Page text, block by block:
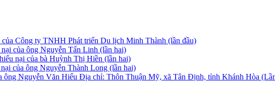
Công ty TNHH Phát triển Du lịch Minh Thành (lần đầu)
của ông Nguyễn Tấn Linh (lần hai)
nại của bà Huỳnh Thị Hiền (lần hai)
của ông Nguyễn Thành Long (lần hai)
ông Nguyễn Văn Hiểu Địa chỉ: Thôn Thuận Mỹ, xã Tân Định, tỉnh Khánh Hòa